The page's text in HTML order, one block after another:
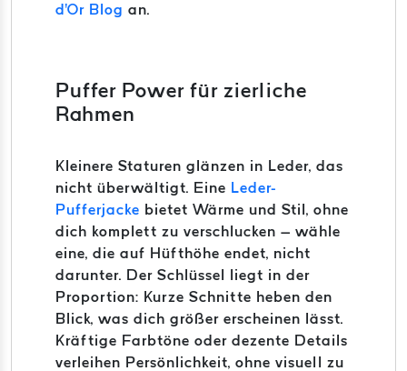
d'Or Blog an.
Puffer Power für zierliche
Rahmen
Kleinere Staturen glänzen in Leder, das
nicht überwältigt. Eine Leder-
Pufferjacke bietet Wärme und Stil, ohne
dich komplett zu verschlucken – wähle
eine, die auf Hüfthöhe endet, nicht
darunter. Der Schlüssel liegt in der
Proportion: Kurze Schnitte heben den
Blick, was dich größer erscheinen lässt.
Kräftige Farbtöne oder dezente Details
verleihen Persönlichkeit, ohne visuell zu